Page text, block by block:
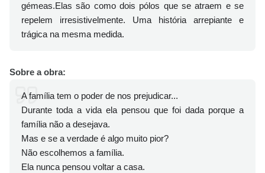
gémeas.Elas são como dois pólos que se atraem e se
repelem irresistivelmente. Uma história arrepiante e
trágica na mesma medida.
Sobre a obra:
A família tem o poder de nos prejudicar...
Durante toda a vida ela pensou que foi dada porque a
família não a desejava.
Mas e se a verdade é algo muito pior?
Não escolhemos a família.
Ela nunca pensou voltar a casa.